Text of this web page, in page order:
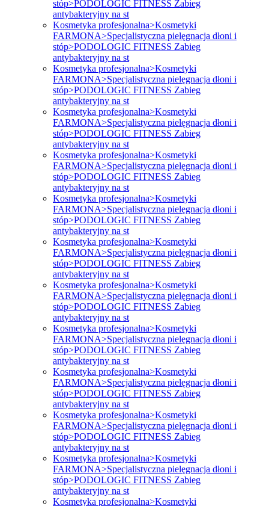
stóp>PODOLOGIC FITNESS Zabieg
antybakteryjny na st
Kosmetyka profesjonalna>Kosmetyki
FARMONA>Specjalistyczna pielęgnacja dłoni i
stóp>PODOLOGIC FITNESS Zabieg
antybakteryjny na st
Kosmetyka profesjonalna>Kosmetyki
FARMONA>Specjalistyczna pielęgnacja dłoni i
stóp>PODOLOGIC FITNESS Zabieg
antybakteryjny na st
Kosmetyka profesjonalna>Kosmetyki
FARMONA>Specjalistyczna pielęgnacja dłoni i
stóp>PODOLOGIC FITNESS Zabieg
antybakteryjny na st
Kosmetyka profesjonalna>Kosmetyki
FARMONA>Specjalistyczna pielęgnacja dłoni i
stóp>PODOLOGIC FITNESS Zabieg
antybakteryjny na st
Kosmetyka profesjonalna>Kosmetyki
FARMONA>Specjalistyczna pielęgnacja dłoni i
stóp>PODOLOGIC FITNESS Zabieg
antybakteryjny na st
Kosmetyka profesjonalna>Kosmetyki
FARMONA>Specjalistyczna pielęgnacja dłoni i
stóp>PODOLOGIC FITNESS Zabieg
antybakteryjny na st
Kosmetyka profesjonalna>Kosmetyki
FARMONA>Specjalistyczna pielęgnacja dłoni i
stóp>PODOLOGIC FITNESS Zabieg
antybakteryjny na st
Kosmetyka profesjonalna>Kosmetyki
FARMONA>Specjalistyczna pielęgnacja dłoni i
stóp>PODOLOGIC FITNESS Zabieg
antybakteryjny na st
Kosmetyka profesjonalna>Kosmetyki
FARMONA>Specjalistyczna pielęgnacja dłoni i
stóp>PODOLOGIC FITNESS Zabieg
antybakteryjny na st
Kosmetyka profesjonalna>Kosmetyki
FARMONA>Specjalistyczna pielęgnacja dłoni i
stóp>PODOLOGIC FITNESS Zabieg
antybakteryjny na st
Kosmetyka profesjonalna>Kosmetyki
FARMONA>Specjalistyczna pielęgnacja dłoni i
stóp>PODOLOGIC FITNESS Zabieg
antybakteryjny na st
Kosmetyka profesjonalna>Kosmetyki